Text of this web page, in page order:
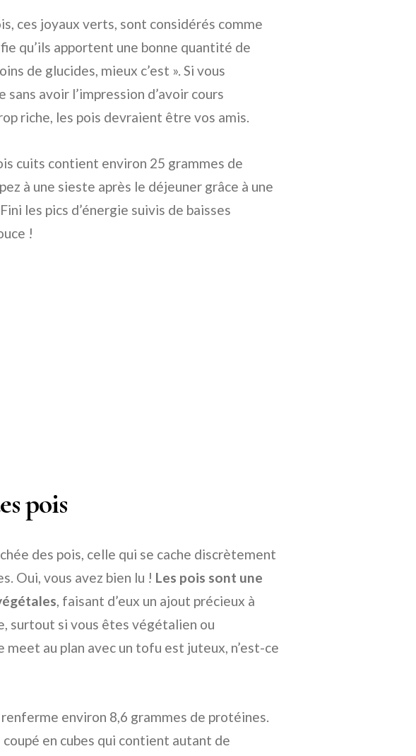
ces joyaux verts, sont considérés comme
qu’ils apportent une bonne quantité de
de glucides, mieux c’est ». Si vous
avoir l’impression d’avoir cours
riche, les pois devraient être vos amis.
cuits contient environ 25 grammes de
à une sieste après le déjeuner grâce à une
les pics d’énergie suivis de baisses
!
pois
des pois, celle qui se cache discrètement
Oui, vous avez bien lu ! Les pois sont une
, faisant d’eux un ajout précieux à
surtout si vous êtes végétalien ou
au plan avec un tofu est juteux, n’est-ce
environ 8,6 grammes de protéines.
en cubes qui contient autant de